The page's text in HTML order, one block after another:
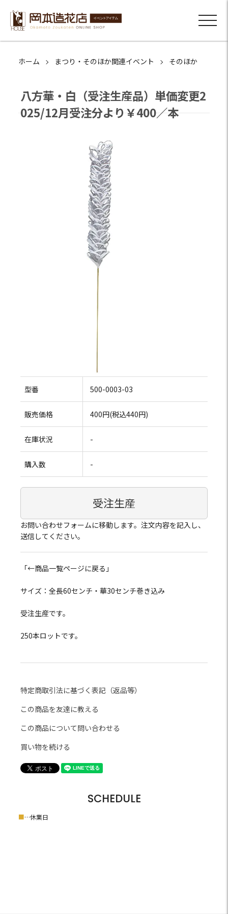
ホーム まつり・そのほか関連イベント そのほか
八方華・白（受注生産品）単価変更2
025/12月受注分より￥400／本
型番 500-0003-03
販売価格 400円(税込440円)
在庫状況 -
購入数 -
受注生産
お問い合わせフォームに移動します。注文内容を記入し、
送信してください。
「←商品一覧ページに戻る」
サイズ：全長60センチ・華30センチ巻き込み
受注生産です。
250本ロットです。
特定商取引法に基づく表記（返品等）
この商品を友達に教える
この商品について問い合わせる
買い物を続ける
SCHEDULE
■…休業日